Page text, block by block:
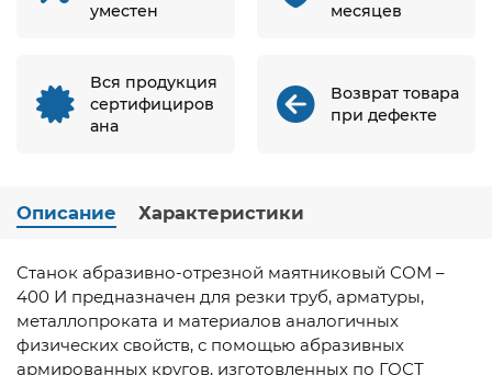
уместен
месяцев
Вся продукция
сертифициров
ана
Возврат товара
при дефекте
Описание Характеристики
Станок абразивно-отрезной маятниковый СОМ –
400 И предназначен для резки труб, арматуры,
металлопроката и материалов аналогичных
физических свойств, с помощью абразивных
армированных кругов, изготовленных по ГОСТ